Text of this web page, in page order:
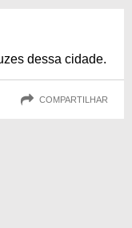
dessa cidade.
COMPARTILHAR